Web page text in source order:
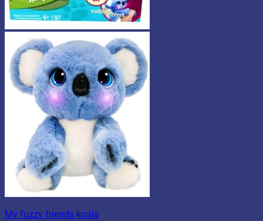
My fuzzy friends koala